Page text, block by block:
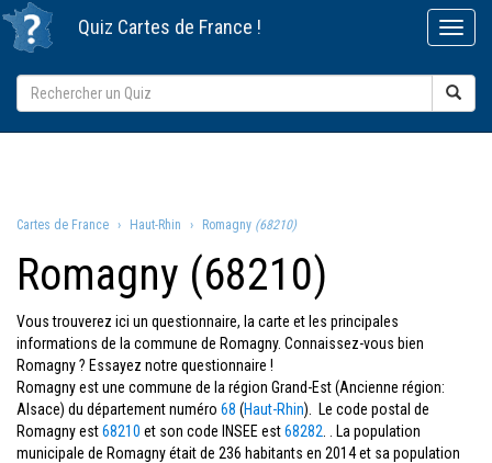
Quiz Cartes de France !
Cartes de France Haut-Rhin Romagny (68210)
Romagny (68210)
Vous trouverez ici un questionnaire, la carte et les principales
informations de la commune de Romagny. Connaissez-vous bien
Romagny ? Essayez notre questionnaire !
Romagny est une commune de la région Grand-Est (Ancienne région:
Alsace) du département numéro 68 (Haut-Rhin). Le code postal de
Romagny est68210 et son code INSEE est68282 . . La population
municipale de Romagny était de 236 habitants en 2014 et sa population